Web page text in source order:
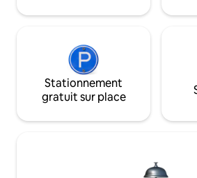
Stationnement
gratuit sur place